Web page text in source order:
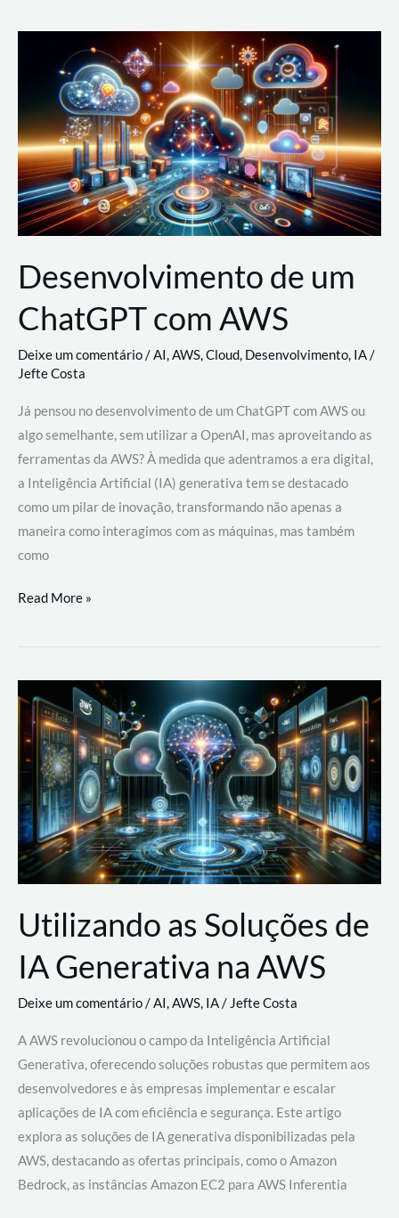
Nuvem:
Google
Cloud,
AWS
e
Azure
Desenvolvimento de um
ChatGPT com AWS
Deixe um comentário/AI,AWS,Cloud, Desenvolvimento, IA/
Jefte Costa
Já pensou no desenvolvimento de um ChatGPT com AWS ou
algo semelhante, sem utilizar a OpenAI, mas aproveitando as
ferramentas da AWS? À medida que adentramos a era digital,
a Inteligência Artificial (IA) generativa tem se destacado
como um pilar de inovação, transformando não apenas a
maneira como interagimos com as máquinas, mas também
como
Desenvolvimento
um
com
AWS
Read More »
Utilizando as Soluções de
IA Generativa na AWS
Deixe um comentário/AI,AWS, IA/Jefte Costa
A AWS revolucionou o campo da Inteligência Artificial
Generativa, oferecendo soluções robustas que permitem aos
desenvolvedores e às empresas implementar e escalar
aplicações de IA com eficiência e segurança. Este artigo
explora as soluções de IA generativa disponibilizadas pela
AWS, destacando as ofertas principais, como o Amazon
Bedrock, as instâncias Amazon EC2 para AWS Inferentia